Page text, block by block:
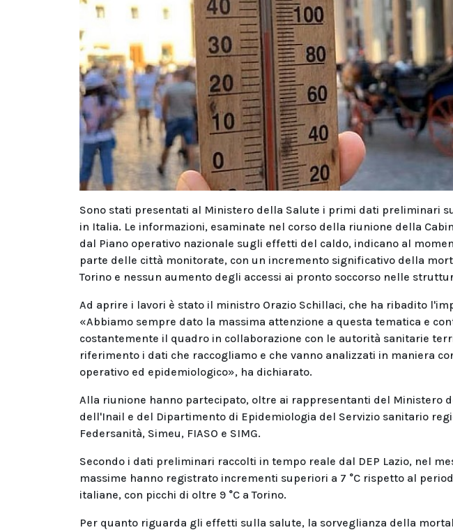
Sono stati presentati al Ministero della Salute i primi dati preliminari
in Italia. Le informazioni, esaminate nel corso della riunione della
dal Piano operativo nazionale sugli effetti del caldo, indicano al
parte delle città monitorate, con un incremento significativo della
Torino e nessun aumento degli accessi ai pronto soccorso nelle
Ad aprire i lavori è stato il ministro Orazio Schillaci, che ha ribadito
«Abbiamo sempre dato la massima attenzione a questa tematica e
costantemente il quadro in collaborazione con le autorità sanitarie
riferimento i dati che raccogliamo e che vanno analizzati in maniera
operativo ed epidemiologico», ha dichiarato.
Alla riunione hanno partecipato, oltre ai rappresentanti del Ministero
dell'Inail e del Dipartimento di Epidemiologia del Servizio sanitario
Federsanità, Simeu, FIASO e SIMG.
Secondo i dati preliminari raccolti in tempo reale dal DEP Lazio, nel
massime hanno registrato incrementi superiori a 7 °C rispetto al
italiane, con picchi di oltre 9 °C a Torino.
Per quanto riguarda gli effetti sulla salute, la sorveglianza della